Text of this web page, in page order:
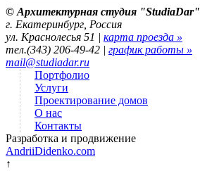
© Архитектурная студия "StudiaDar"
г. Екатеринбург, Россия
ул. Краснолесья 51 | карта проезда »
тел.(343) 206-49-42 | график работы »
mail@studiadar.ru
Портфолио
Услуги
Проектирование домов
О нас
Контакты
Разработка и продвижение
AndriiDidenko.com
↑